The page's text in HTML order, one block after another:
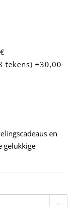
tekens) +30,00
en
gelukkige
